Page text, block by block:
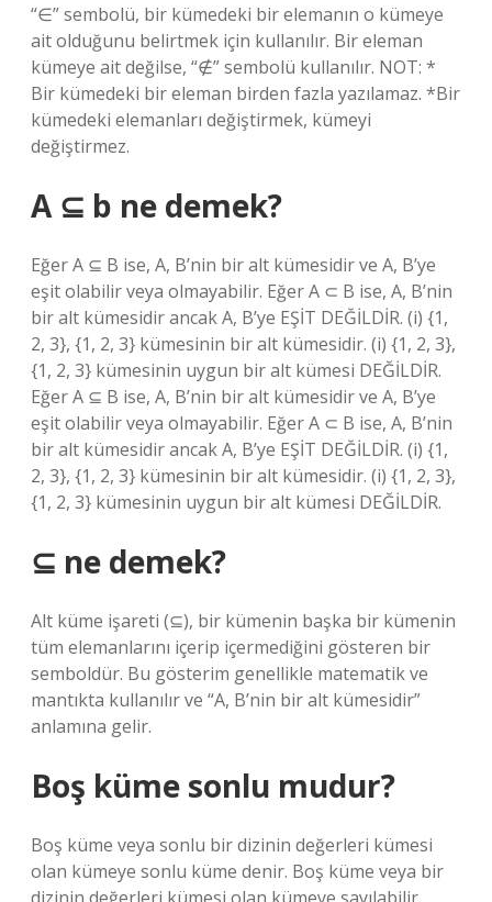
“∈” sembolü, bir kümedeki bir elemanın o kümeye
ait olduğunu belirtmek için kullanılır. Bir eleman
kümeye ait değilse, “∉” sembolü kullanılır. NOT: *
Bir kümedeki bir eleman birden fazla yazılamaz. *Bir
kümedeki elemanları değiştirmek, kümeyi
değiştirmez.
A ⊆ b ne demek?
Eğer A ⊆ B ise, A, B’nin bir alt kümesidir ve A, B’ye
eşit olabilir veya olmayabilir. Eğer A ⊂ B ise, A, B’nin
bir alt kümesidir ancak A, B’ye EŞİT DEĞİLDİR. (i) {1,
2, 3}, {1, 2, 3} kümesinin bir alt kümesidir. (i) {1, 2, 3},
{1, 2, 3} kümesinin uygun bir alt kümesi DEĞİLDİR.
Eğer A ⊆ B ise, A, B’nin bir alt kümesidir ve A, B’ye
eşit olabilir veya olmayabilir. Eğer A ⊂ B ise, A, B’nin
bir alt kümesidir ancak A, B’ye EŞİT DEĞİLDİR. (i) {1,
2, 3}, {1, 2, 3} kümesinin bir alt kümesidir. (i) {1, 2, 3},
{1, 2, 3} kümesinin uygun bir alt kümesi DEĞİLDİR.
⊆ ne demek?
Alt küme işareti (⊆), bir kümenin başka bir kümenin
tüm elemanlarını içerip içermediğini gösteren bir
semboldür. Bu gösterim genellikle matematik ve
mantıkta kullanılır ve “A, B’nin bir alt kümesidir”
anlamına gelir.
Boş küme sonlu mudur?
Boş küme veya sonlu bir dizinin değerleri kümesi
olan kümeye sonlu küme denir. Boş küme veya bir